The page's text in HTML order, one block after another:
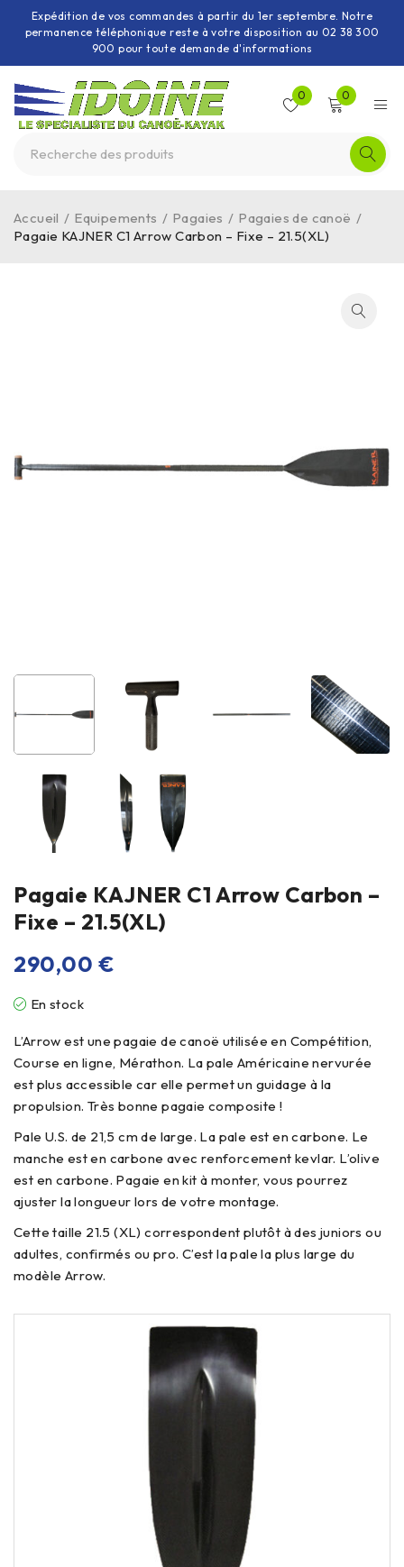
Expédition de vos commandes à partir du 1er septembre. Notre
permanence téléphonique reste à votre disposition au 02 38 300
900 pour toute demande d'informations
0 0
Accueil / Equipements / Pagaies / Pagaies de canoë /
Pagaie KAJNER C1 Arrow Carbon – Fixe – 21.5(XL)
Pagaie KAJNER C1 Arrow Carbon –
Fixe – 21.5(XL)
290,00€
En stock
L’Arrow est une pagaie de canoë utilisée en Compétition,
Course en ligne, Mérathon. La pale Américaine nervurée
est plus accessible car elle permet un guidage à la
propulsion. Très bonne pagaie composite !
Pale U.S. de 21,5 cm de large. La pale est en carbone. Le
manche est en carbone avec renforcement kevlar. L’olive
est en carbone. Pagaie en kit à monter, vous pourrez
ajuster la longueur lors de votre montage.
Cette taille 21.5 (XL) correspondent plutôt à des juniors ou
adultes, confirmés ou pro. C’est la pale la plus large du
modèle Arrow.